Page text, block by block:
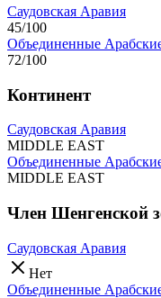
Саудовская Аравия
45/100
Объединенные
72/100
Континент
Саудовская Аравия
MIDDLE EAST
Объединенные
MIDDLE EAST
Член Шенгенской
Саудовская Аравия
Нет
Объединенные